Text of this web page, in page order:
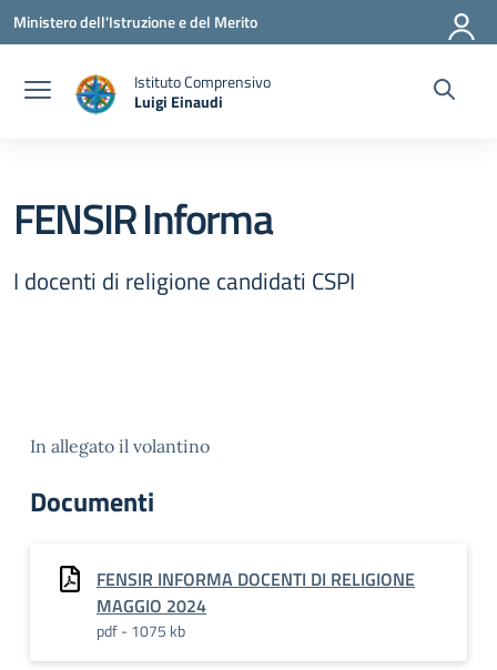
Vai ai contenuti
Vai al menu di navigazione
Vai al footer
Ministero dell'Istruzione e del Merito
Istituto Comprensivo
Luigi Einaudi
— Visita la pagina iniziale della scuola
FENSIR Informa
I docenti di religione candidati CSPI
In allegato il volantino
Documenti
FENSIR INFORMA DOCENTI DI RELIGIONE
MAGGIO 2024
pdf - 1075 kb